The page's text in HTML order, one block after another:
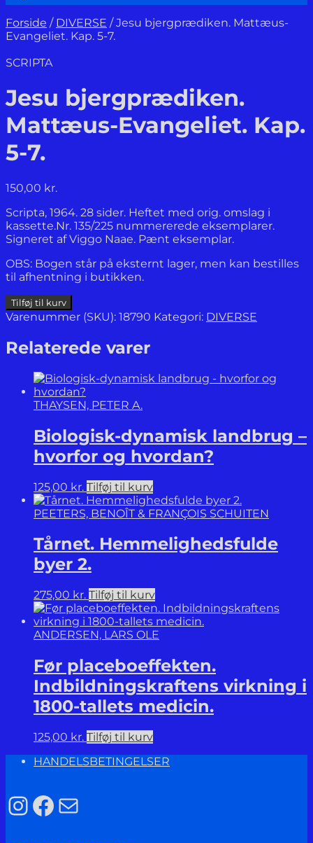
Forside / DIVERSE /Jesu bjergprædiken. Mattæus-
Evangeliet. Kap. 5-7.
SCRIPTA
Jesu bjergprædiken.
Mattæus-Evangeliet. Kap.
5-7.
150,00 kr.
Scripta, 1964. 28 sider. Heftet med orig. omslag i
kassette.Nr. 135/225 nummererede eksemplarer.
Signeret af Viggo Naae. Pænt eksemplar.
OBS: Bogen står på eksternt lager, men kan bestilles
til afhentning i butikken.
Jesu
bjergprædiken.
Evangeliet.
Kap.
antal
Tilføj til kurv
Varenummer (SKU): 18790 Kategori: DIVERSE
Relaterede varer
THAYSEN, PETER A.
Biologisk-dynamisk landbrug –
hvorfor og hvordan?
125,00 kr. Tilføj til kurv
PEETERS, BENOÎT & FRANÇOIS SCHUITEN
Tårnet. Hemmelighedsfulde
byer 2.
275,00 kr. Tilføj til kurv
ANDERSEN, LARS OLE
Før placeboeffekten.
Indbildningskraftens virkning i
1800-tallets medicin.
125,00 kr. Tilføj til kurv
HANDELSBETINGELSER
Instagram
Facebook
Mail